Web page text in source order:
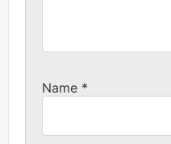
Name *